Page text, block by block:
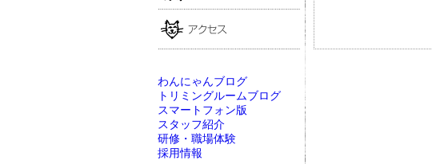
わんにゃんブログ
トリミングルームブログ
スマートフォン版
スタッフ紹介
研修・職場体験
採用情報